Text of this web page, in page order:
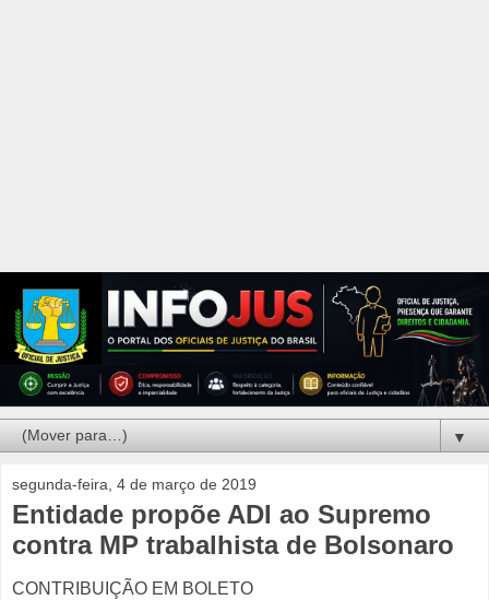
▼
segunda-feira, 4 de março de 2019
Entidade propõe ADI ao Supremo
contra MP trabalhista de Bolsonaro
CONTRIBUIÇÃO EM BOLETO